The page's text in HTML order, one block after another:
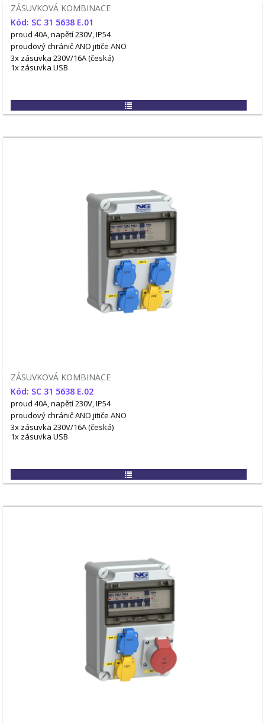
ZÁSUVKOVÁ KOMBINACE
Kód: SC 31 5638 E.01
proud 40A, napětí 230V, IP54
proudový chránič ANO jitiče ANO
3x zásuvka 230V/16A (česká)
1x zásuvka USB
ZÁSUVKOVÁ KOMBINACE
Kód: SC 31 5638 E.02
proud 40A, napětí 230V, IP54
proudový chránič ANO jitiče ANO
3x zásuvka 230V/16A (česká)
1x zásuvka USB